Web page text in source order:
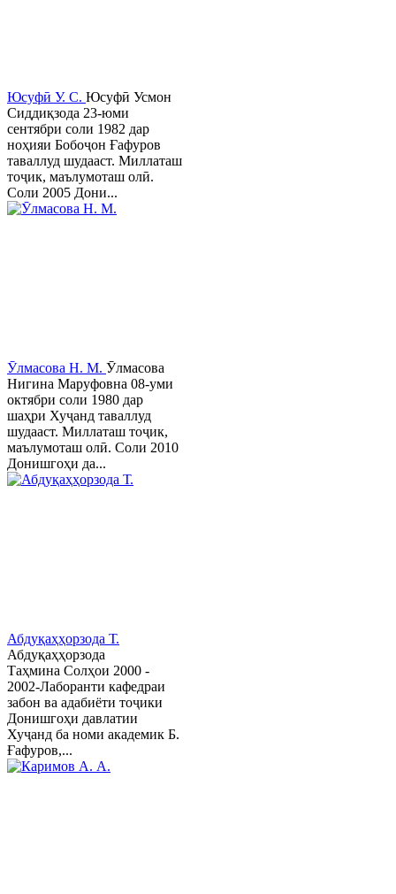
Юсуфӣ У. C. Юсуфӣ Усмон
Сиддиқзода 23-юми
сентябри соли 1982 дар
ноҳияи Бобоҷон Ғафуров
таваллуд шудааст. Миллаташ
тоҷик, маълумоташ олӣ.
Соли 2005 Дони...
Ӯлмасова Н. М. Ӯлмасова
Нигина Маруфовна 08-уми
октябри соли 1980 дар
шаҳри Хуҷанд таваллуд
шудааст. Миллаташ тоҷик,
маълумоташ олӣ. Соли 2010
Донишгоҳи да...
Абдуқаҳҳорзода Т.
Абдуқаҳҳорзода
Таҳмина Солҳои 2000 -
2002-Лаборанти кафедраи
забон ва адабиёти тоҷики
Донишгоҳи давлатии
Хуҷанд ба номи академик Б.
Ғафуров,...